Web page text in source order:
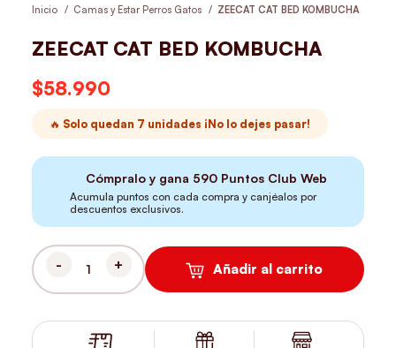
Inicio Camas y Estar Perros Gatos ZEECAT CAT BED KOMBUCHA
ZEECAT CAT BED KOMBUCHA
$58.990
🔥 Solo quedan 7 unidades ¡No lo dejes pasar!
Cómpralo y gana 590 Puntos Club Web
Acumula puntos con cada compra y canjéalos por
descuentos exclusivos.
ZEECAT CAT BED KOMBUCHA CANTIDAD
Añadir al carrito